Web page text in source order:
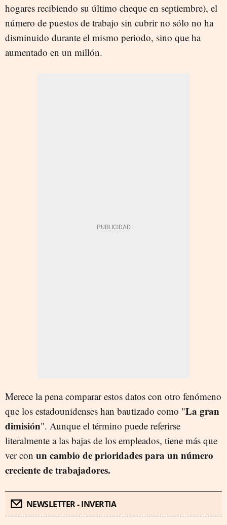
hogares recibiendo su último cheque en septiembre), el
número de puestos de trabajo sin cubrir no sólo no ha
disminuido durante el mismo periodo, sino que ha
aumentado en un millón.
Merece la pena comparar estos datos con otro fenómeno
que los estadounidenses han bautizado como "La gran
dimisión". Aunque el término puede referirse
literalmente a las bajas de los empleados, tiene más que
ver con un cambio de prioridades para un número
creciente de trabajadores.
NEWSLETTER - INVERTIA